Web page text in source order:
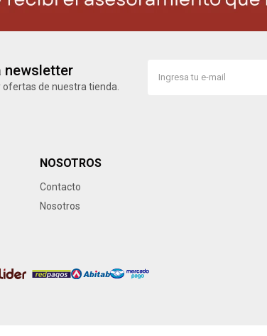
newsletter
ofertas de nuestra tienda.
NOSOTROS
Contacto
Nosotros